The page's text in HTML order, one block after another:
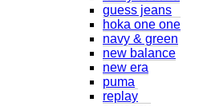
guess jeans
hoka one one
navy & green
new balance
new era
puma
replay